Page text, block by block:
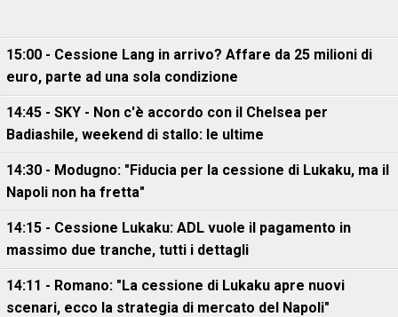
15:00 - Cessione Lang in arrivo? Affare da 25 milioni di
euro, parte ad una sola condizione
14:45 - SKY - Non c'è accordo con il Chelsea per
Badiashile, weekend di stallo: le ultime
14:30 - Modugno: "Fiducia per la cessione di Lukaku, ma il
Napoli non ha fretta"
14:15 - Cessione Lukaku: ADL vuole il pagamento in
massimo due tranche, tutti i dettagli
14:11 - Romano: "La cessione di Lukaku apre nuovi
scenari, ecco la strategia di mercato del Napoli"